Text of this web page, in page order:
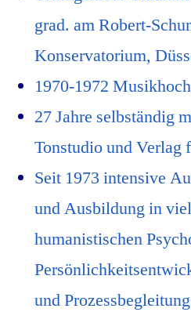
grad. am Robert-
Konservatorium,
1970-1972
27 Jahre selbständig
Tonstudio und
Seit 1973 intensive
und Ausbildung in
humanistischen
und